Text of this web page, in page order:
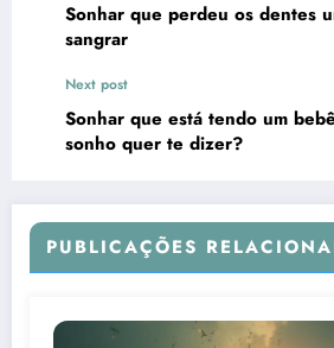
Sonhar que perdeu os dentes
sangrar
Next post
Sonhar que está tendo um
sonho quer te dizer?
PUBLICAÇÕES